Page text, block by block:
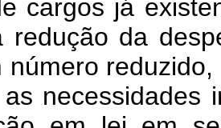
cargos já
redução da
número
necessidades